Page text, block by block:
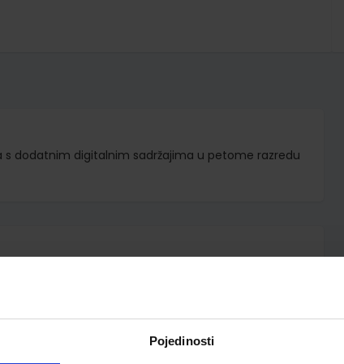
Pojedinosti
s dodatnim digitalnim sadržajima u petome razredu
Valjak Ilić